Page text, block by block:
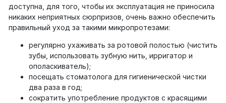
доступна, для того, чтобы их эксплуатация не приносила
никаких неприятных сюрпризов, очень важно обеспечить
правильный уход за такими микропротезами:
регулярно ухаживать за ротовой полостью (чистить
зубы, использовать зубную нить, ирригатор и
ополаскиватель);
посещать стоматолога для гигиенической чистки
два раза в год;
сократить употребление продуктов с красящими